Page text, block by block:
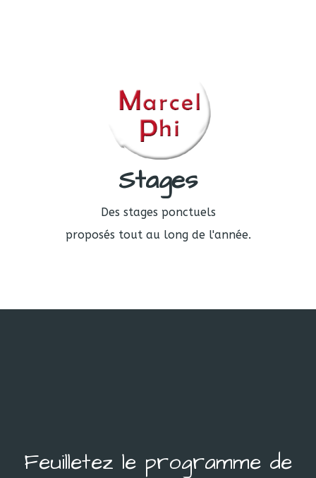
Stages
Des stages ponctuels
proposés tout au long de l'année.
Feuilletez le programme de